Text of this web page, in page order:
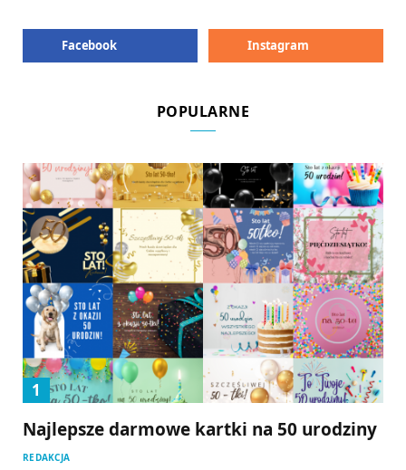
Facebook Instagram
POPULARNE
Najlepsze darmowe kartki na 50 urodziny
REDAKCJA